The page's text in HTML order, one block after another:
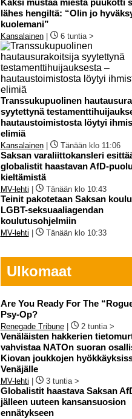
Kaksi mustaa miestä puukotti
lähes hengiltä: “Olin jo
kuolemani”
Kansalainen| 6 tuntia >
Transsukupuolinen
syytettynä
hautaustoimistosta löytyi
elimiä
Kansalainen| Tänään klo 11:06
Saksan varaliittokansleri
globalistit haastavan AfD-
kieltämistä
MV-lehti Tänään klo 10:43
Teinit pakotetaan Saksan
LGBT-seksuaaliagendan
koulutusohjelmiin
MV-lehti Tänään klo 10:33
Ulkomaat
Are You Ready For The
Psy-Op?
Renegade Tribune| 2 tuntia >
Venäläisten hakkerien
vahvistaa NATOn suoran
Kiovan joukkojen
Venäjälle
MV-lehti 3 tuntia >
Globalistit haastava Saksan
jälleen uuteen kansansuosion
ennätykseen